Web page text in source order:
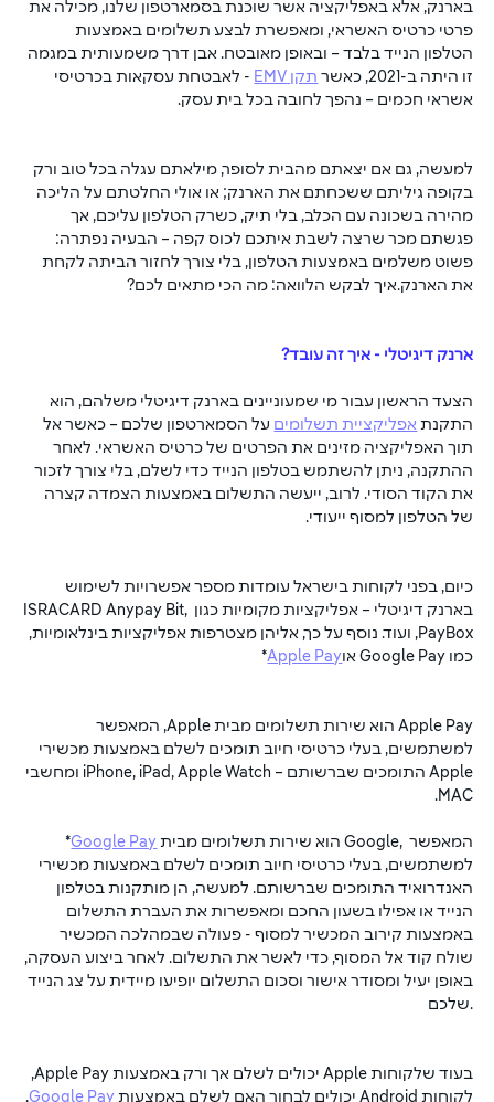
בארנק, אלא באפליקציה אשר שוכנת בסמארטפון שלנו, מכילה את
פרטי כרטיס האשראי, ומאפשרת לבצע תשלומים באמצעות
הטלפון הנייד בלבד – ובאופן מאובטח. אבן דרך משמעותית במגמה
זו היתה ב-2021, כאשר
תקן EMV
- לאבטחת עסקאות בכרטיסי
אשראי חכמים – נהפך לחובה בכל בית עסק.
למעשה, גם אם יצאתם מהבית לסופר, מילאתם עגלה בכל טוב ורק
בקופה גיליתם ששכחתם את הארנק; או אולי החלטתם על הליכה
מהירה בשכונה עם הכלב, בלי תיק, כשרק הטלפון עליכם, אך
פגשתם מכר שרצה לשבת איתכם לכוס קפה – הבעיה נפתרה:
פשוט משלמים באמצעות הטלפון, בלי צורך לחזור הביתה לקחת
את הארנק.איך לבקש הלוואה: מה הכי מתאים לכם?
ארנק דיגיטלי - איך זה עובד?
הצעד הראשון עבור מי שמעוניינים בארנק דיגיטלי משלהם, הוא
התקנת אפליקציית תשלומים על הסמארטפון שלכם – כאשר אל
תוך האפליקציה מזינים את הפרטים של כרטיס האשראי. לאחר
ההתקנה, ניתן להשתמש בטלפון הנייד כדי לשלם, בלי צורך לזכור
את הקוד הסודי. לרוב, ייעשה התשלום באמצעות הצמדה קצרה
של הטלפון למסוף ייעודי.
כיום, בפני לקוחות בישראל עומדות מספר אפשרויות לשימוש
בארנק דיגיטלי – אפליקציות מקומיות כגון ISRACARD Anypay Bit,
PayBox, ועוד. נוסף על כך, אליהן מצטרפות אפליקציות בינלאומיות,
כמו Google Pay או
Apple Pay
*
הוא שירות תשלומים מבית Apple, המאפשר
למשתמשים, בעלי כרטיסי חיוב תומכים לשלם באמצעות מכשירי
Apple התומכים שברשותם – iPhone, iPad, Apple Watch ומחשבי
MAC.
*Google Pay הוא שירות תשלומים מבית Google, המאפשר
למשתמשים, בעלי כרטיסי חיוב תומכים לשלם באמצעות מכשירי
האנדרואיד התומכים שברשותם. למעשה, הן מותקנות בטלפון
הנייד או אפילו בשעון החכם ומאפשרות את העברת התשלום
באמצעות קירוב המכשיר למסוף - פעולה שבמהלכה המכשיר
שולח קוד אל המסוף, כדי לאשר את התשלום. לאחר ביצוע העסקה,
באופן יעיל ומסודר אישור וסכום התשלום יופיעו מיידית על צג הנייד
שלכם.
בעוד שלקוחות Apple יכולים לשלם אך ורק באמצעות Apple Pay,
לקוחות Android יכולים לבחור האם לשלם באמצעות
Google Pay
,